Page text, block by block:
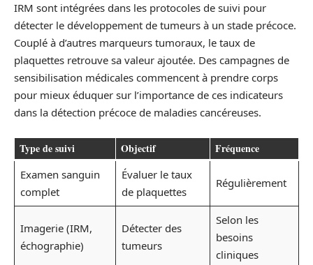
IRM sont intégrées dans les protocoles de suivi pour
détecter le développement de tumeurs à un stade précoce.
Couplé à d’autres marqueurs tumoraux, le taux de
plaquettes retrouve sa valeur ajoutée. Des campagnes de
sensibilisation médicales commencent à prendre corps
pour mieux éduquer sur l’importance de ces indicateurs
dans la détection précoce de maladies cancéreuses.
Type de suivi Objectif Fréquence
Examen sanguin
complet
Évaluer le taux
de plaquettes
Régulièrement
Imagerie (IRM,
échographie)
Détecter des
tumeurs
Selon les
besoins
cliniques